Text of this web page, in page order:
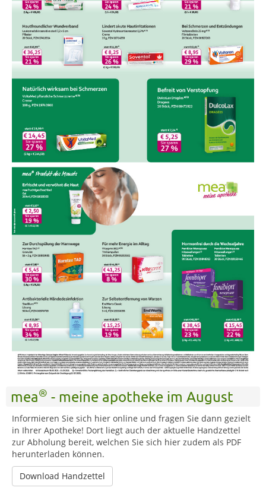
mea® - meine apotheke im August
Informieren Sie sich hier online und fragen Sie dann gezielt
in Ihrer Apotheke! Dort liegt auch der aktuelle Handzettel
zur Abholung bereit, welchen Sie sich hier zudem als PDF
herunterladen können.
Download Handzettel